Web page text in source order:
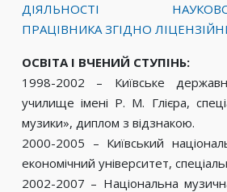
ДІЯЛЬНОСТІ НАУКОВО-
ПРАЦІВНИКА ЗГІДНО
ОСВІТА І ВЧЕНИЙ СТУПІНЬ:
1998-2002 – Київське
училище імені Р. М. Глієра,
музики», диплом з відзнакою.
2000-2005 – Київський
економічний університет,
2002-2007 – Національна